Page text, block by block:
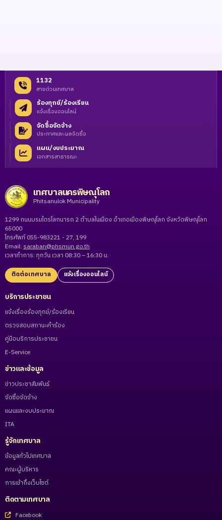
1132
สายด่วนเทศบาล
ร้องทุกข์/ร้องเรียน
แจ้งเรื่องออนไลน์
จัดซื้อจัดจ้าง
ประกาศและผลจัดซื้อ
แผน/งบประมาณ
เอกสารสาธารณะ
เทศบาลนครพิษณุโลก
Phitsanulok Municipality
1299 ถนนบรมไตรโลกนารถ 2 ตำบลในเมือง อำเภอเมืองพิษณุโลก จังหวัดพิษณุโลก
65000
โทรศัพท์ 055-983221 - 27, 199
Email: saraban@phsmun.go.th
เวลาทำการ: ทุกวัน เวลา 08:30 – 16:30 น.
ติดต่อเทศบาล แจ้งเรื่องออนไลน์
บริการประชาชน
แจ้งเรื่องร้องทุกข์/ร้องเรียน
ตรวจสอบสถานะคำร้อง
คู่มือบริการประชาชน
E-Service
ข่าวและข้อมูล
ข่าวประชาสัมพันธ์
จัดซื้อจัดจ้าง
แผนและงบประมาณ
ITA
รู้จักเทศบาล
ข้อมูลทั่วไปเทศบาล
คณะผู้บริหาร
การเข้าถึงเว็บไซต์
ติดตามเทศบาล
Facebook